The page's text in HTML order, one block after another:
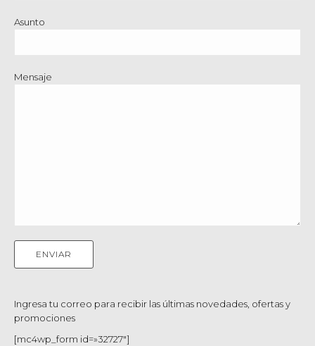
Asunto
Mensaje
Ingresa tu correo para recibir las últimas novedades, ofertas y
promociones
[mc4wp_form id=»32727″]